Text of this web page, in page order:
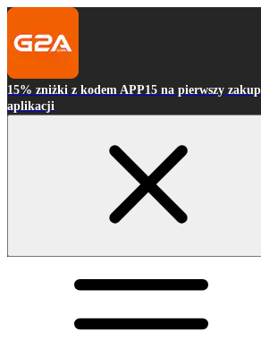
15% zniżki z kodem APP15 na pierwszy
aplikacji